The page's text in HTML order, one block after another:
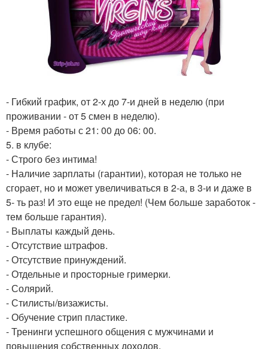
- Гибкий график, от 2-х до 7-и дней в неделю (при
проживании - от 5 смен в неделю).
- Время работы с 21: 00 до 06: 00.
5. в клубе:
- Строго без интима!
- Наличие зарплаты (гарантии), которая не только не
сгорает, но и может увеличиваться в 2-а, в 3-и и даже в
5- ть раз! И это еще не предел! (Чем больше заработок -
тем больше гарантия).
- Выплаты каждый день.
- Отсутствие штрафов.
- Отсутствие принуждений.
- Отдельные и просторные гримерки.
- Солярий.
- Стилисты/визажисты.
- Обучение стрип пластике.
- Тренинги успешного общения с мужчинами и
повышения собственных доходов.